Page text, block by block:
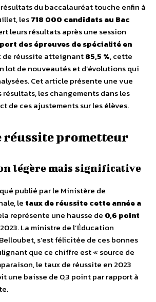
du baccalauréat touche enfin à
les718 000 candidats au Bac
leurs résultats après une session
des épreuves de spécialité en
de réussite atteignant85,5 %, cette
lot de nouveautés et d’évolutions qui
Cet article présente une vue
résultats, les changements dans les
de ces ajustements sur les élèves.
réussite prometteur
légère mais significative
publié par le Ministère de
le taux de réussite cette année a
représente une hausse de 0,6 point
La ministre de l’Éducation
s’est félicitée de ces bonnes
que ce chiffre est « source de
le taux de réussite en 2023
une baisse de 0,3 point par rapport à